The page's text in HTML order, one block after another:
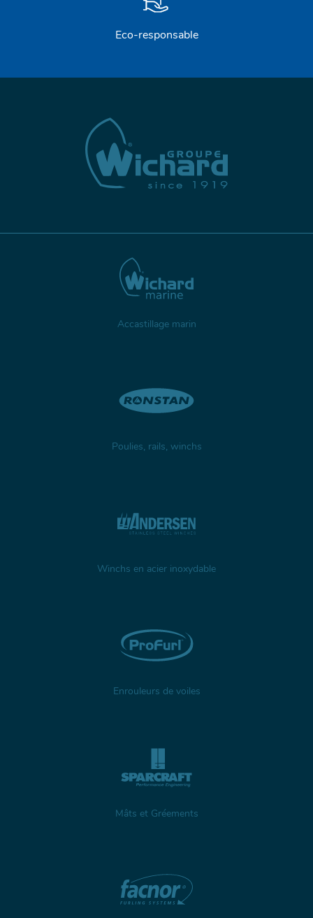
PROFURL
Eco-responsable
Accastillage marin
Poulies, rails, winchs
Winchs en acier inoxydable
Enrouleurs de voiles
Mâts et Gréements